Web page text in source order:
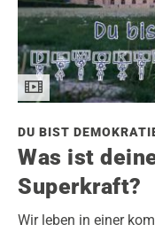
DU BIST
Was ist
Superkraft?
Wir leben in einer